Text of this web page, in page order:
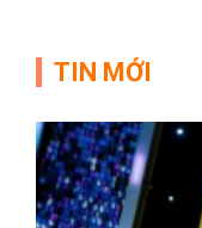
TIN MỚI